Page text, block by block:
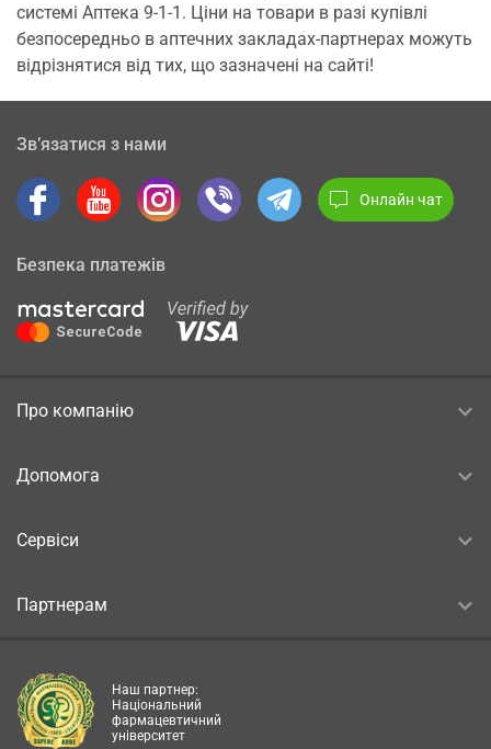
системі Аптека 9-1-1. Ціни на товари в разі купівлі
безпосередньо в аптечних закладах-партнерах можуть
відрізнятися від тих, що зазначені на сайті!
Зв’язатися з нами
Онлайн чат
Безпека платежів
Про компанію
Допомога
Сервіси
Партнерам
Наш партнер:
Національний
фармацевтичний
університет